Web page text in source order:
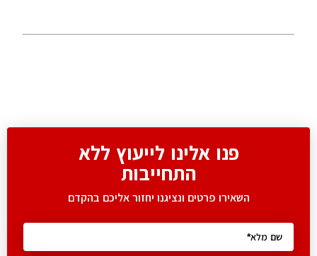
פנו אלינו לייעוץ ללא
התחייבות
השאירו פרטים ונציגנו יחזור אליכם בהקדם